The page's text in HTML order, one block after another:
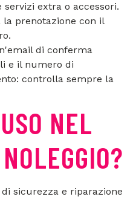
extra o accessori.
la prenotazione con il
di conferma
e il numero di
controlla sempre la
NEL
sicurezza e riparazione